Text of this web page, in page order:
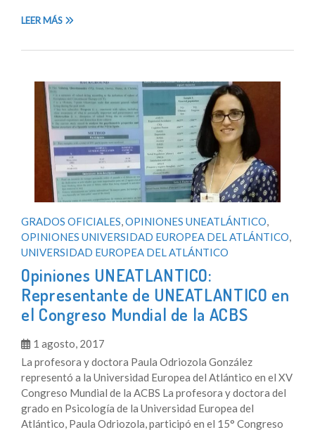
LEER MÁS
GRADOS OFICIALES,OPINIONES UNEATLÁNTICO,
OPINIONES UNIVERSIDAD EUROPEA DEL ATLÁNTICO,
UNIVERSIDAD EUROPEA DEL ATLÁNTICO
Opiniones UNEATLANTICO:
Representante de UNEATLANTICO en
el Congreso Mundial de la ACBS
1 agosto, 2017
La profesora y doctora Paula Odriozola González
representó a la Universidad Europea del Atlántico en el XV
Congreso Mundial de la ACBS La profesora y doctora del
grado en Psicología de la Universidad Europea del
Atlántico, Paula Odriozola, participó en el 15° Congreso